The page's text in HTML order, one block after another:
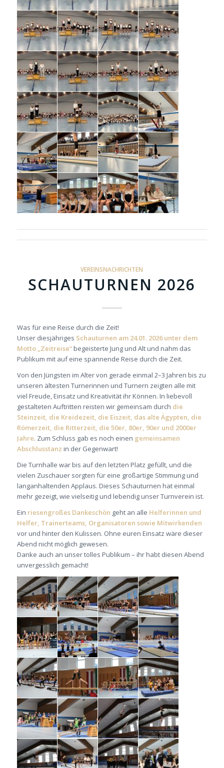
VEREINSNACHRICHTEN
SCHAUTURNEN 2026
Was für eine Reise durch die Zeit!
Unser diesjähriges Schauturnen am 24.01. 2026 unter dem
Motto „Zeitreise“begeisterte Jung und Alt und nahm das
Publikum mit auf eine spannende Reise durch die Zeit.
Von den Jüngsten im Alter von gerade einmal 2–3 Jahren bis zu
unseren ältesten Turnerinnen und Turnern zeigten alle mit
viel Freude, Einsatz und Kreativität ihr Können. In liebevoll
gestalteten Auftritten reisten wir gemeinsam durch die
Steinzeit, die Kreidezeit, die Eiszeit, das alte Ägypten, die
Römerzeit, die Ritterzeit, die 50er, 80er, 90er und 2000er
Jahre. Zum Schluss gab es noch einen gemeinsamen
Abschlusstanz in der Gegenwart!
Die Turnhalle war bis auf den letzten Platz gefüllt, und die
vielen Zuschauer sorgten für eine großartige Stimmung und
langanhaltenden Applaus. Dieses Schauturnen hat einmal
mehr gezeigt, wie vielseitig und lebendig unser Turnverein ist.
Ein riesengroßes Dankeschön geht an alle Helferinnen und
Helfer, Trainerteams, Organisatoren sowie Mitwirkenden
vor und hinter den Kulissen. Ohne euren Einsatz wäre dieser
Abend nicht möglich gewesen.
Danke auch an unser tolles Publikum – ihr habt diesen Abend
unvergesslich gemacht!